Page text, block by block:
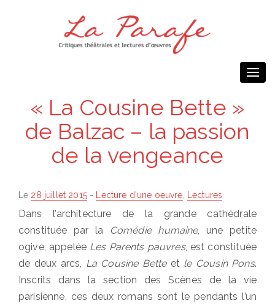
« La Cousine Bette »
de Balzac – la passion
de la vengeance
Le Posted
28 juillet 2015- Lecture d'une oeuvre Lectures
Dans l’architecture de la grande cathédrale
constituée par la
Comédie humaine, une petite
ogive, appelée Les Parents pauvres, est constituée
de deux arcs, La Cousine Bette et le Cousin Pons.
Inscrits dans la section des Scènes de la vie
parisienne, ces deux romans sont le pendants l’un